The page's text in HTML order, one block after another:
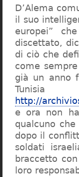
D’Alema
il suo
europei”
discettato,
di ciò che
come
già un anno
http://
e ora non
qualcuno
dopo il
soldati
braccetto
loro